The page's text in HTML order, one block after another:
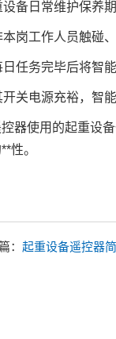
日常维护保养期
工作人员触碰、
务完毕后将智能
电源充裕，智能
使用的起重设备
性。
： 起重设备遥控器